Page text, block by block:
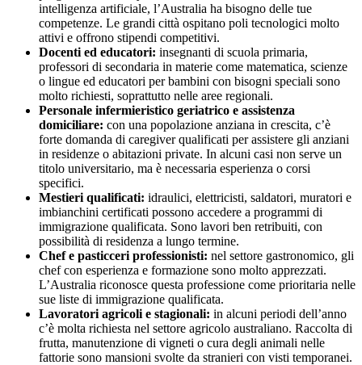
intelligenza artificiale, l’Australia ha bisogno delle tue
competenze. Le grandi città ospitano poli tecnologici molto
attivi e offrono stipendi competitivi.
Docenti ed educatori: insegnanti di scuola primaria,
professori di secondaria in materie come matematica, scienze
o lingue ed educatori per bambini con bisogni speciali sono
molto richiesti, soprattutto nelle aree regionali.
Personale infermieristico geriatrico e assistenza
domiciliare: con una popolazione anziana in crescita, c’è
forte domanda di caregiver qualificati per assistere gli anziani
in residenze o abitazioni private. In alcuni casi non serve un
titolo universitario, ma è necessaria esperienza o corsi
specifici.
Mestieri qualificati: idraulici, elettricisti, saldatori, muratori e
imbianchini certificati possono accedere a programmi di
immigrazione qualificata. Sono lavori ben retribuiti, con
possibilità di residenza a lungo termine.
Chef e pasticceri professionisti: nel settore gastronomico, gli
chef con esperienza e formazione sono molto apprezzati.
L’Australia riconosce questa professione come prioritaria nelle
sue liste di immigrazione qualificata.
Lavoratori agricoli e stagionali: in alcuni periodi dell’anno
c’è molta richiesta nel settore agricolo australiano. Raccolta di
frutta, manutenzione di vigneti o cura degli animali nelle
fattorie sono mansioni svolte da stranieri con visti temporanei.